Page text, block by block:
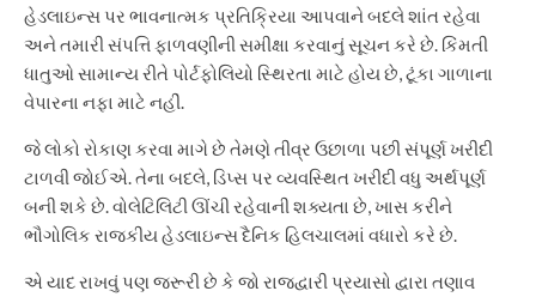
હેડલાઇન્સ પર ભાવનાત્મક પ્રતિક્રિયા આપવાને બદલે શાંત રહેવા
અને તમારી સંપત્તિ ફાળવણીની સમીક્ષા કરવાનું સૂચન કરે છે. કિંમતી
ધાતુઓ સામાન્ય રીતે પોર્ટફોલિયો સ્થિરતા માટે હોય છે, ટૂંકા ગાળાના
વેપારના નફા માટે નહીં.
જે લોકો રોકાણ કરવા માગે છે તેમણે તીવ્ર ઉછાળા પછી સંપૂર્ણ ખરીદી
ટાળવી જોઈએ. તેના બદલે, ડિપ્સ પર વ્યવસ્થિત ખરીદી વધુ અર્થપૂર્ણ
બની શકે છે. વોલેટિલિટી ઊંચી રહેવાની શક્યતા છે, ખાસ કરીને
ભૌગોલિક રાજકીય હેડલાઇન્સ દૈનિક હિલચાલમાં વધારો કરે છે.
એ યાદ રાખવું પણ જરૂરી છે કે જો રાજદ્વારી પ્રયાસો દ્વારા તણાવ